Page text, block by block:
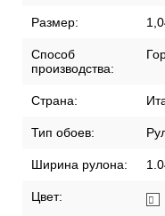
Размер:
Способ
производства:
Страна:
Тип обоев:
Ширина рулона:
Цвет: